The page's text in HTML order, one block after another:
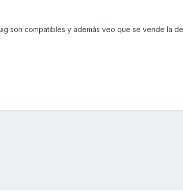
son compatibles y además veo que se vende la